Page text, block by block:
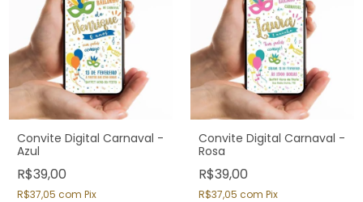
Convite Digital Carnaval -
Azul
R$39,00
R$37,05 com Pix
Convite Digital Carnaval -
Rosa
R$39,00
R$37,05 com Pix